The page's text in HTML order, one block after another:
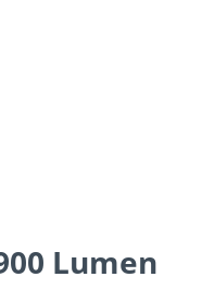
Lumen